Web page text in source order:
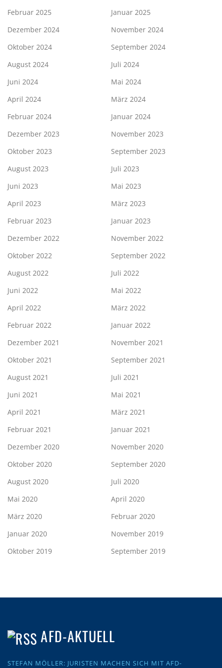
Februar 2025
Januar 2025
Dezember 2024
November 2024
Oktober 2024
September 2024
August 2024
Juli 2024
Juni 2024
Mai 2024
April 2024
März 2024
Februar 2024
Januar 2024
Dezember 2023
November 2023
Oktober 2023
September 2023
August 2023
Juli 2023
Juni 2023
Mai 2023
April 2023
März 2023
Februar 2023
Januar 2023
Dezember 2022
November 2022
Oktober 2022
September 2022
August 2022
Juli 2022
Juni 2022
Mai 2022
April 2022
März 2022
Februar 2022
Januar 2022
Dezember 2021
November 2021
Oktober 2021
September 2021
August 2021
Juli 2021
Juni 2021
Mai 2021
April 2021
März 2021
Februar 2021
Januar 2021
Dezember 2020
November 2020
Oktober 2020
September 2020
August 2020
Juli 2020
Mai 2020
April 2020
März 2020
Februar 2020
Januar 2020
November 2019
Oktober 2019
September 2019
AFD-AKTUELL
STEFAN MÖLLER: JURISTEN MACHEN SICH MIT AFD-